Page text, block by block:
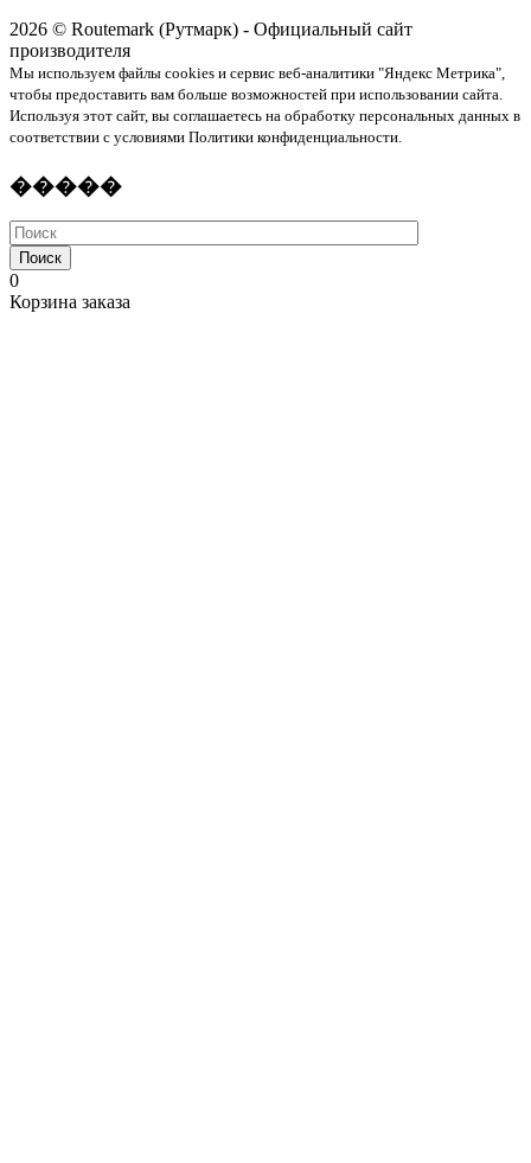
2026 © Routemark (Рутмарк) - Официальный сайт
производителя
Мы используем файлы cookies и сервис веб-аналитики "Яндекс Метрика",
чтобы предоставить вам больше возможностей при использовании сайта.
Используя этот сайт, вы соглашаетесь на обработку персональных данных в
соответствии с условиями Политики конфиденциальности.
�����
Поиск
0
Корзина заказа